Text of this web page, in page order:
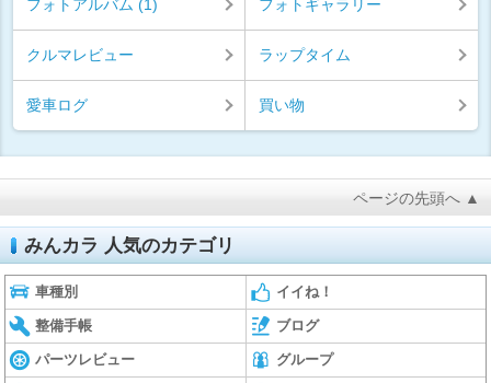
フォトアルバム (1) フォトギャラリー
クルマレビュー ラップタイム
愛車ログ 買い物
ページの先頭へ ▲
みんカラ 人気のカテゴリ
車種別 イイね！
整備手帳 ブログ
パーツレビュー グループ